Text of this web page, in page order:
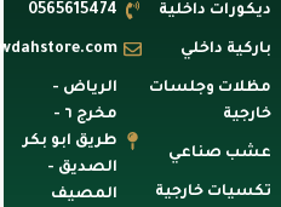
ديكورات داخلية
باركية داخلي
مظلات وجلسات
خارجية
عشب صناعي
تكسيات خارجية
0565615474
الرياض -
مخرج ٦ -
طريق ابو بكر
الصديق -
المصيف